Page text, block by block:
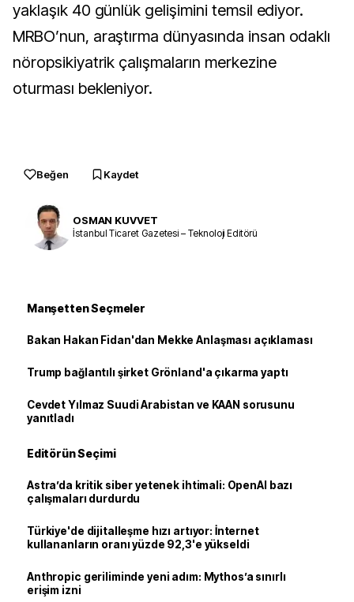
yaklaşık 40 günlük gelişimini temsil ediyor.
MRBO’nun, araştırma dünyasında insan odaklı
nöropsikiyatrik çalışmaların merkezine
oturması bekleniyor.
Beğen Kaydet
OSMAN KUVVET
İstanbul Ticaret Gazetesi – Teknoloji Editörü
Manşetten Seçmeler
Bakan Hakan Fidan'dan Mekke Anlaşması açıklaması
Trump bağlantılı şirket Grönland'a çıkarma yaptı
Cevdet Yılmaz Suudi Arabistan ve KAAN sorusunu
yanıtladı
Editörün Seçimi
Astra’da kritik siber yetenek ihtimali: OpenAI bazı
çalışmaları durdurdu
Türkiye'de dijitalleşme hızı artıyor: İnternet
kullananların oranı yüzde 92,3'e yükseldi
Anthropic geriliminde yeni adım: Mythos’a sınırlı
erişim izni